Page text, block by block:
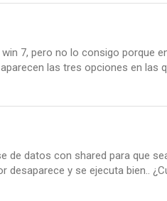
7, pero no lo consigo porque
las tres opciones en las
de datos con shared para que
y se ejecuta bien..